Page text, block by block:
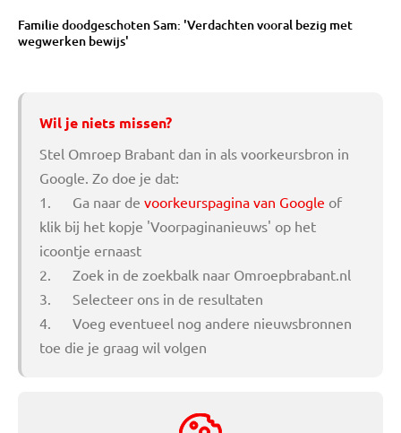
Familie doodgeschoten Sam: 'Verdachten vooral bezig met
wegwerken bewijs'
Wil je niets missen?
Stel Omroep Brabant dan in als voorkeursbron in
Google. Zo doe je dat:
1. Ga naar de voorkeurspagina van Google of
klik bij het kopje 'Voorpaginanieuws' op het
icoontje ernaast
2. Zoek in de zoekbalk naar Omroepbrabant.nl
3. Selecteer ons in de resultaten
4. Voeg eventueel nog andere nieuwsbronnen
toe die je graag wil volgen